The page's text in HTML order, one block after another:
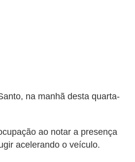
na manhã desta quarta-
ao notar a presença
acelerando o veículo.